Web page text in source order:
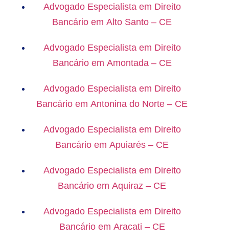
Advogado Especialista em Direito
Bancário em Alto Santo – CE
Advogado Especialista em Direito
Bancário em Amontada – CE
Advogado Especialista em Direito
Bancário em Antonina do Norte – CE
Advogado Especialista em Direito
Bancário em Apuiarés – CE
Advogado Especialista em Direito
Bancário em Aquiraz – CE
Advogado Especialista em Direito
Bancário em Aracati – CE